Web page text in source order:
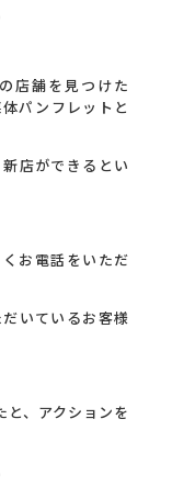
店舗を見つけた
パンフレットと
店ができるとい
お電話をいただ
いているお客様
と、アクションを